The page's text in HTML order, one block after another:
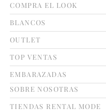
COMPRA EL LOOK
BLANCOS
OUTLET
TOP VENTAS
EMBARAZADAS
SOBRE NOSOTRAS
TIENDAS RENTAL MODE